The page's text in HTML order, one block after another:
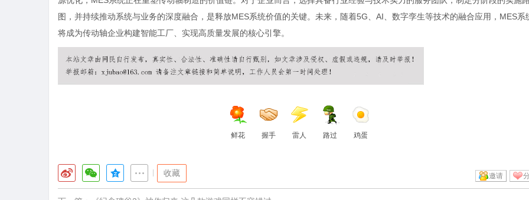
图，并持续推动系统与业务的深度融合，是释放MES系统价值的关键。未来，随着5G、AI、数字孪生等技术的融合应用，MES系
将成为传动轴企业构建智能工厂、实现高质量发展的核心引擎。
鲜花 握手 雷人 路过 鸡蛋
收藏 邀请